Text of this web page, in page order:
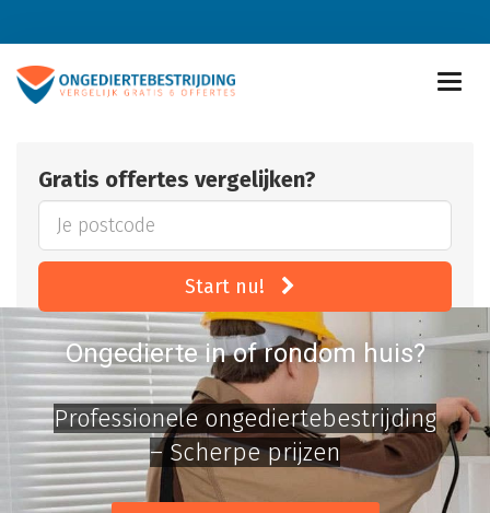
Gratis offertes vergelijken?
Start nu!
Ongedierte in of rondom huis?
Professionele ongediertebestrijding
– Scherpe prijzen